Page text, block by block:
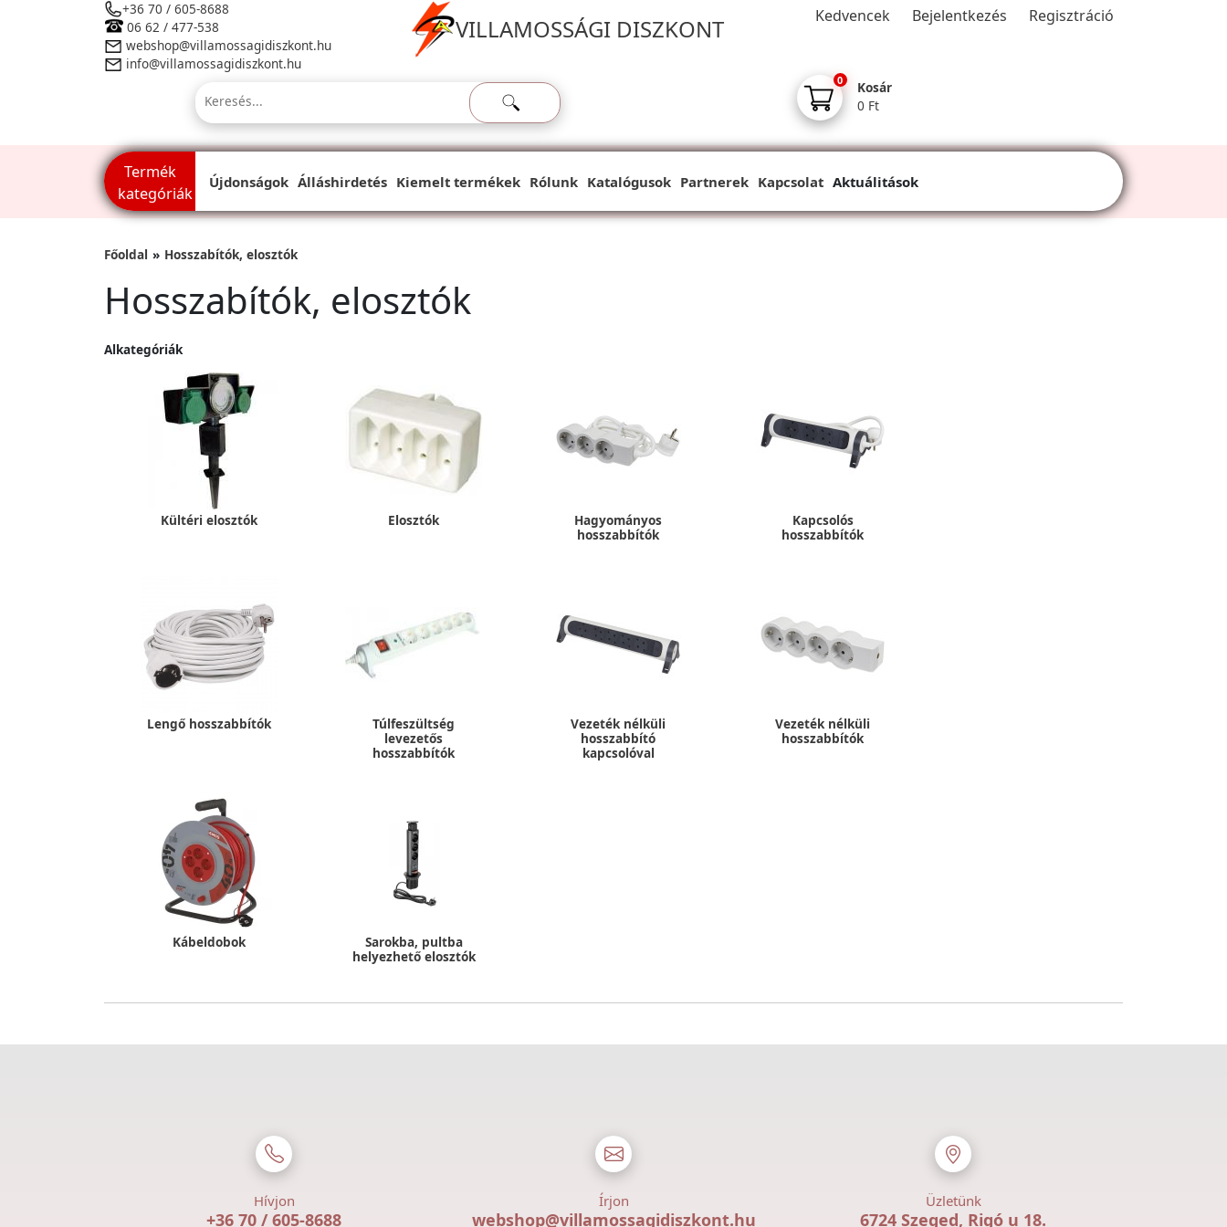
+36 70 / 605-8688
06 62 / 477-538
webshop@villamossagidiszkont.hu
info@villamossagidiszkont.hu
VILLAMOSSÁGI DISZKONT Kedvencek Bejelentkezés Regisztráció
0
Kosár
0 Ft
Termék
kategóriák
Újdonságok Álláshirdetés Kiemelt termékek Rólunk Katalógusok Partnerek Kapcsolat Aktuálitások
Főoldal Hosszabítók, elosztók
Hosszabítók, elosztók
Alkategóriák
Kültéri elosztók Elosztók
Hagyományos
hosszabbítók
Kapcsolós
hosszabbítók
Lengő hosszabbítók
Túlfeszültség
levezetős
hosszabbítók
Vezeték nélküli
hosszabbító
kapcsolóval
Vezeték nélküli
hosszabbítók
Kábeldobok
Sarokba, pultba
helyezhető elosztók
Hívjon
+36 70 / 605-8688
Írjon
webshop@villamossagidiszkont.hu
Üzletünk
6724 Szeged, Rigó u 18.